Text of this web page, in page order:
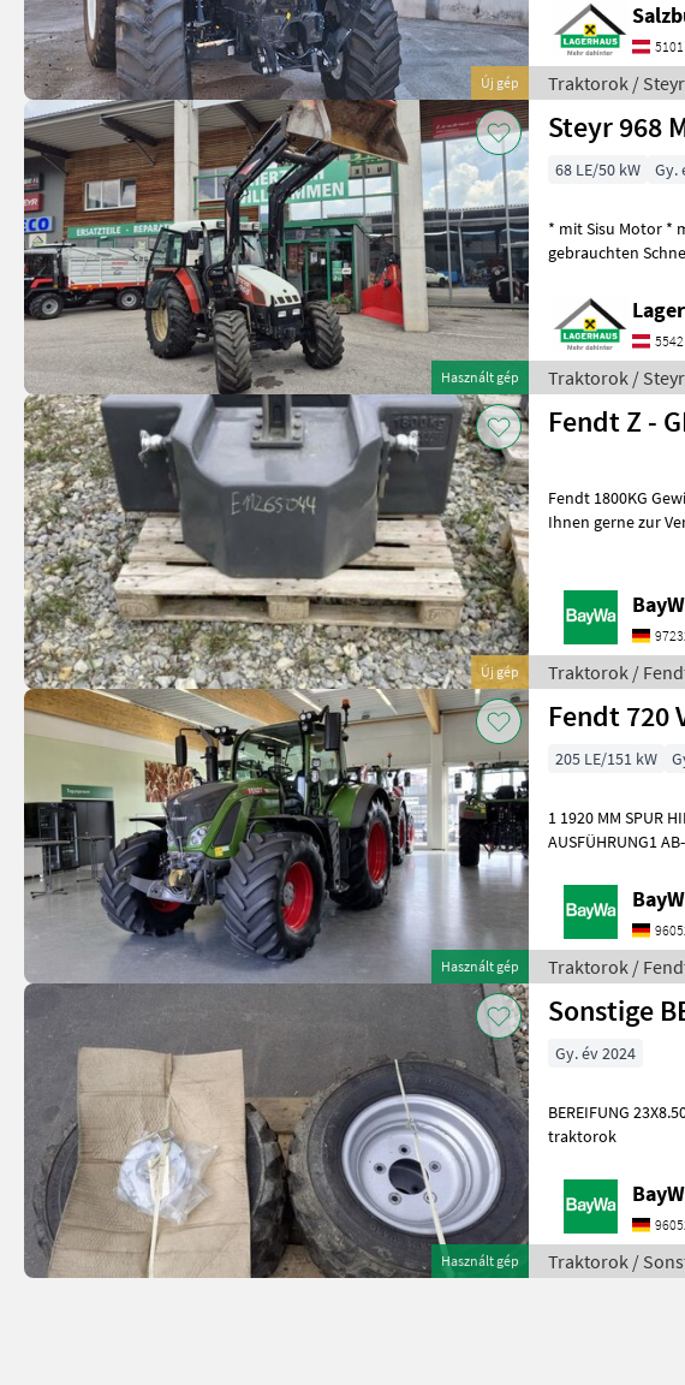
Új gép Traktorok / Steyr
Használt gép
Steyr 968
68 LE/50 kW Gy.
* mit Sisu Motor *
Traktorok / Steyr
Új gép
Fendt Z -
Fendt 1800KG
Traktorok /
Használt gép
Fendt 720
205 LE/151 kW
1 1920 MM SPUR
AUSFÜHRUNG1
Traktorok /
Használt gép
Sonstige
Gy. év 2024
BEREIFUNG 23X8.50-
traktorok
Traktorok /